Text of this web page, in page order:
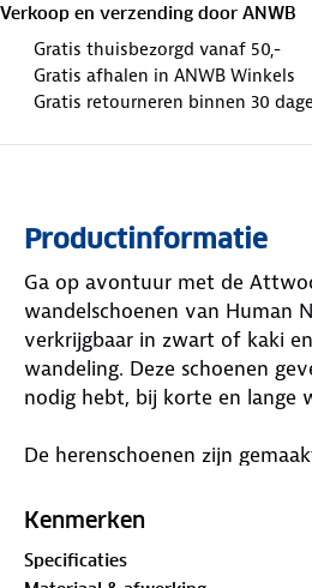
Verkoop en verzending door ANWB
Gratis thuisbezorgd vanaf 50,-
Gratis afhalen in ANWB Winkels
Gratis retourneren binnen 30
Productinformatie
Ga op avontuur met de
wandelschoenen van Human
verkrijgbaar in zwart of kaki
wandeling. Deze schoenen
nodig hebt, bij korte en lange
De herenschoenen zijn
dat mooier wordt naarmate je
beter bestand tegen
Kenmerken
Specificaties